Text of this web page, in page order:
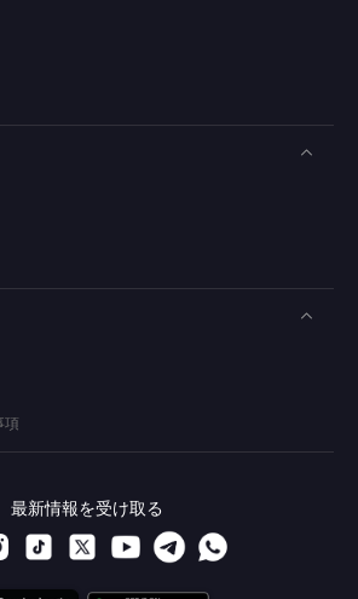
項
最新情報を受け取る